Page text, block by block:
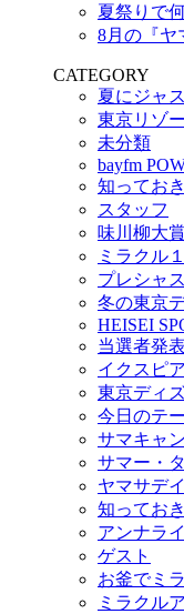
夏祭りで
8月の『ヤ
CATEGORY
夏にジャ
東京リゾ
未分類
bayfm
知ってお
スタッフ
味川柳大賞
ミラクル
プレシャ
冬の東京
HEISEI
当選者発表
イクスピ
東京ディ
今日のテ
サマキャン
サマー・
ヤマサデ
知ってお
アンナラ
ゲスト
お釜でミ
ミラクル